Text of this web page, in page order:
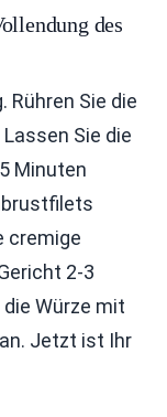
des
Rühren Sie die
Sie die
Minuten
cremige
2-3
Würze mit
Jetzt ist Ihr